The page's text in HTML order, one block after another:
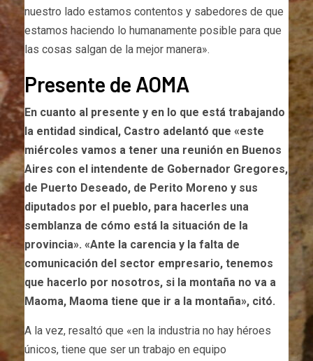
nuestro lado estamos contentos y sabedores de que
estamos haciendo lo humanamente posible para que
las cosas salgan de la mejor manera».
Presente de AOMA
En cuanto al presente y en lo que está trabajando
la entidad sindical, Castro adelantó que «este
miércoles vamos a tener una reunión en Buenos
Aires con el intendente de Gobernador Gregores,
de Puerto Deseado, de Perito Moreno y sus
diputados por el pueblo, para hacerles una
semblanza de cómo está la situación de la
provincia». «Ante la carencia y la falta de
comunicación del sector empresario, tenemos
que hacerlo por nosotros, si la montaña no va a
Maoma, Maoma tiene que ir a la montaña», citó.
A la vez, resaltó que «en la industria no hay héroes
únicos, tiene que ser un trabajo en equipo